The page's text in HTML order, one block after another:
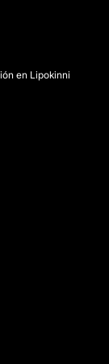
en Lipokinni